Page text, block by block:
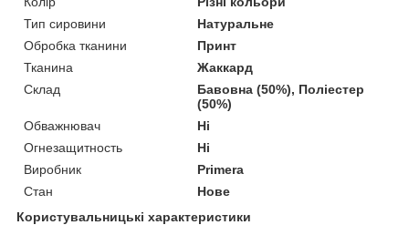
Тип сировини
Натуральне
Обробка тканини
Принт
Тканина
Жаккард
Склад
Бавовна (50%), Поліестер
(50%)
Обважнювач
Ні
Огнезащитность
Ні
Виробник
Primera
Стан
Нове
Користувальницькі характеристики